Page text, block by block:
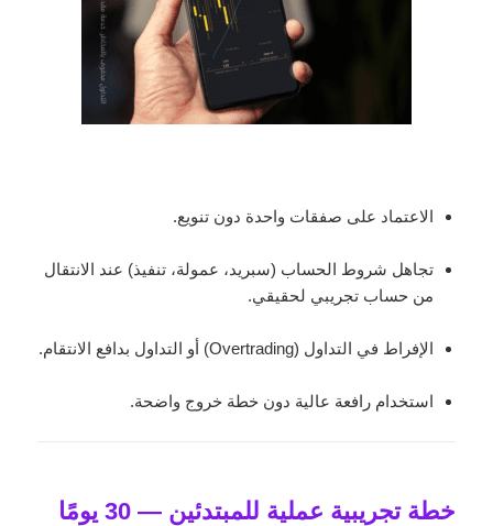
الاعتماد على صفقات واحدة دون تنويع.
تجاهل شروط الحساب (سبريد، عمولة، تنفيذ) عند الانتقال
من حساب تجريبي لحقيقي.
الإفراط في التداول (Overtrading) أو التداول بدافع الانتقام.
استخدام رافعة عالية دون خطة خروج واضحة.
خطة تجريبية عملية للمبتدئين — 30 يومًا